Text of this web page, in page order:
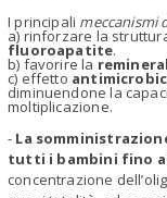
I principali meccanismi
a) rinforzare la
fluoroapatite.
b) favorire la
c) effetto
diminuendone la
moltiplicazione.
- La
tutti i bambini fino a
concentrazione